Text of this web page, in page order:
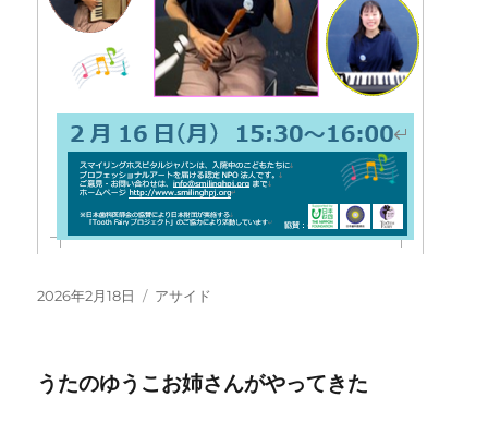
投
2026年2月18日
フ
ッ
アサイド
うたのゆうこお姉さんがやってきた